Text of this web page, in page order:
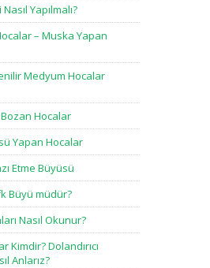
Yapılmalı?
– Muska Yapan
Medyum Hocalar
Hocalar
Yapan Hocalar
Etme Büyüsü
Büyü müdür?
Nasıl Okunur?
Kimdir? Dolandırıcı
Anlarız?